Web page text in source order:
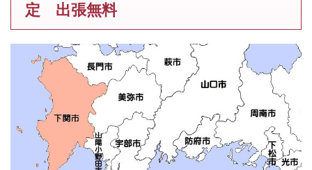
定 出張無料